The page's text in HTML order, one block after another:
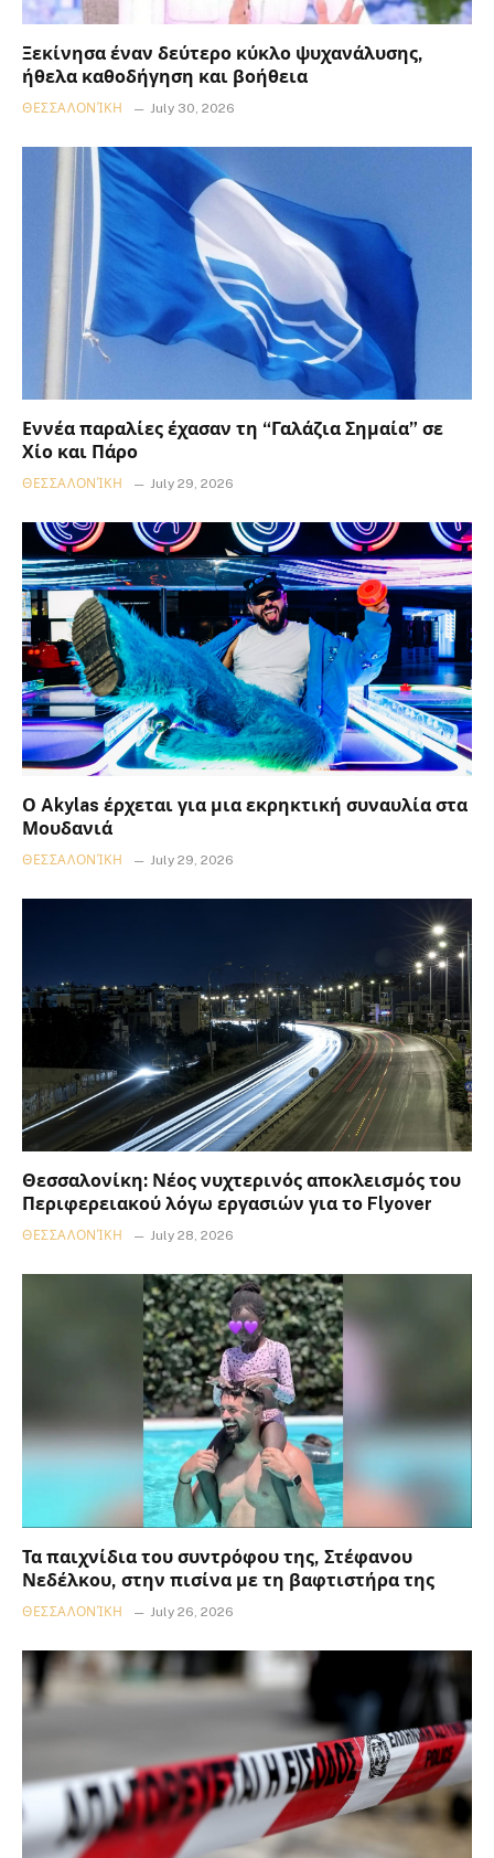
Ξεκίνησα έναν δεύτερο κύκλο ψυχανάλυσης,
ήθελα καθοδήγηση και βοήθεια
ΘΕΣΣΑΛΟΝΊΚΗ July 30, 2026
Εννέα παραλίες έχασαν τη “Γαλάζια Σημαία” σε
Χίο και Πάρο
ΘΕΣΣΑΛΟΝΊΚΗ July 29, 2026
Ο Akylas έρχεται για μια εκρηκτική συναυλία στα
Μουδανιά
ΘΕΣΣΑΛΟΝΊΚΗ July 29, 2026
Θεσσαλονίκη: Νέος νυχτερινός αποκλεισμός του
Περιφερειακού λόγω εργασιών για το Flyover
ΘΕΣΣΑΛΟΝΊΚΗ July 28, 2026
Τα παιχνίδια του συντρόφου της, Στέφανου
Νεδέλκου, στην πισίνα με τη βαφτιστήρα της
ΘΕΣΣΑΛΟΝΊΚΗ July 26, 2026